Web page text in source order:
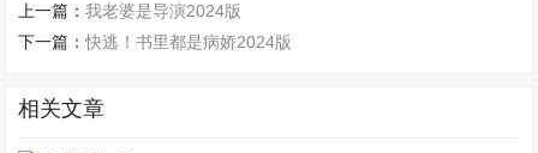
上一篇：我老婆是导演2024版
下一篇：快逃！书里都是病娇2024版
相关文章